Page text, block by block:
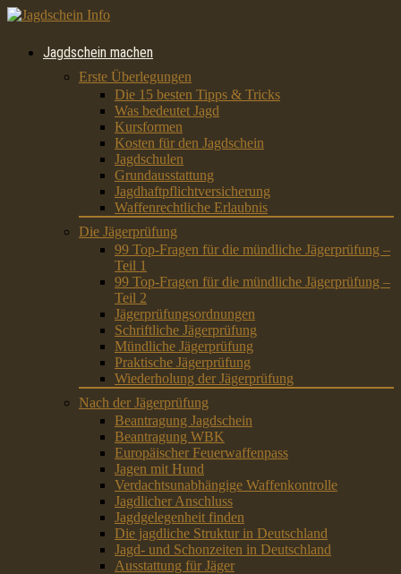
Jagdschein machen
Erste Überlegungen
Die 15 besten Tipps & Tricks
Was bedeutet Jagd
Kursformen
Kosten für den Jagdschein
Jagdschulen
Grundausstattung
Jagdhaftpflichtversicherung
Waffenrechtliche Erlaubnis
Die Jägerprüfung
99 Top-Fragen für die mündliche Jägerprüfung –
Teil 1
99 Top-Fragen für die mündliche Jägerprüfung –
Teil 2
Jägerprüfungsordnungen
Schriftliche Jägerprüfung
Mündliche Jägerprüfung
Praktische Jägerprüfung
Wiederholung der Jägerprüfung
Nach der Jägerprüfung
Beantragung Jagdschein
Beantragung WBK
Europäischer Feuerwaffenpass
Jagen mit Hund
Verdachtsunabhängige Waffenkontrolle
Jagdlicher Anschluss
Jagdgelegenheit finden
Die jagdliche Struktur in Deutschland
Jagd- und Schonzeiten in Deutschland
Ausstattung für Jäger